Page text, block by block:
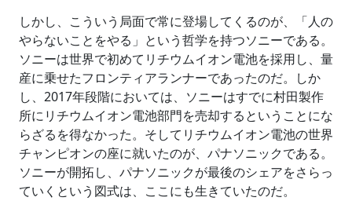
しかし、こういう局面で常に登場してくるのが、「人の
やらないことをやる」という哲学を持つソニーである。
ソニーは世界で初めてリチウムイオン電池を採用し、量
産に乗せたフロンティアランナーであったのだ。しか
し、2017年段階においては、ソニーはすでに村田製作
所にリチウムイオン電池部門を売却するということにな
らざるを得なかった。そしてリチウムイオン電池の世界
チャンピオンの座に就いたのが、パナソニックである。
ソニーが開拓し、パナソニックが最後のシェアをさらっ
ていくという図式は、ここにも生きていたのだ。